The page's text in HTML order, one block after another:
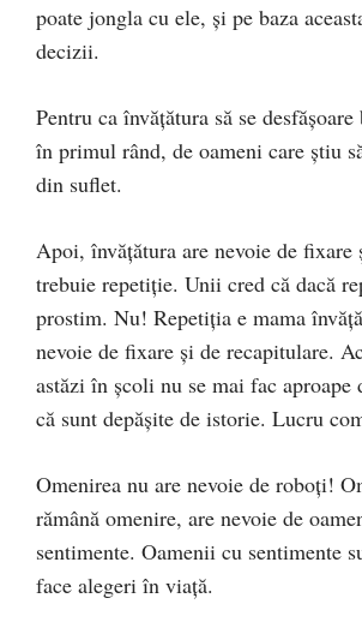
poate jongla cu ele, și pe baza
decizii.
Pentru ca învățătura să se
în primul rând, de oameni care știu
din suflet.
Apoi, învățătura are nevoie de fixare
trebuie repetiție. Unii cred că dacă
prostim. Nu! Repetiția e mama
nevoie de fixare și de recapitulare.
astăzi în școli nu se mai fac
că sunt depășite de istorie. Lucru
Omenirea nu are nevoie de roboți!
rămână omenire, are nevoie de
sentimente. Oamenii cu sentimente
face alegeri în viață.